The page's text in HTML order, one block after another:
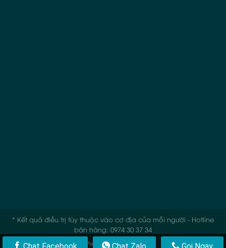
* Kết quả điều trị tùy thuộc vào cơ địa của mỗi người - Hotline
bán hàng: 0974 30 37 34